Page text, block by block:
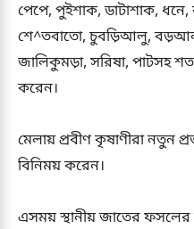
পেপে, পুইশাক, ডাটাশাক,
শে^তবাতো, চুবড়িআলু,
জালিকুমড়া, সরিষা, পাটসহ
করেন।
মেলায় প্রবীণ কৃষাণীরা নতুন
বিনিময় করেন।
এসময় স্থানীয় জাতের ফসলের